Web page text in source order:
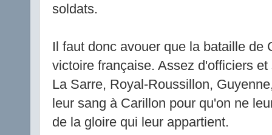
soldats.
Il faut donc avouer que la bataille de
victoire française. Assez d'officiers
La Sarre, Royal-Roussillon,
leur sang à Carillon pour qu'on ne
de la gloire qui leur appartient.